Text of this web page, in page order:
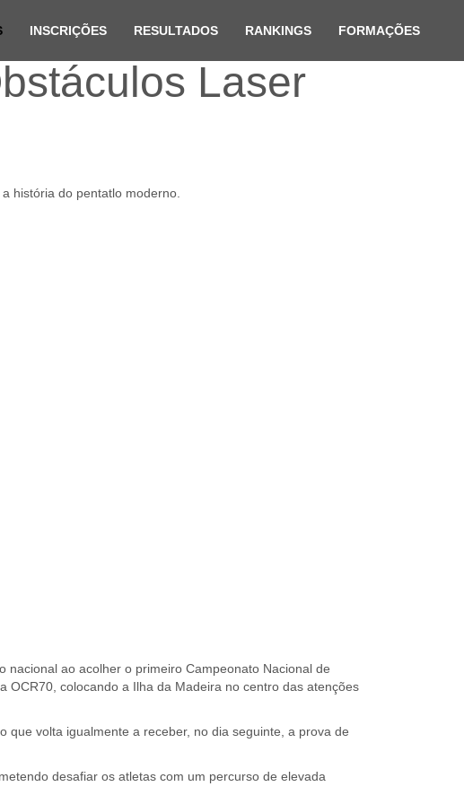
INSCRIÇÕES RESULTADOS RANKINGS FORMAÇÕES
Laser
história do pentatlo moderno.
ao acolher o primeiro Campeonato Nacional de
OCR70, colocando a Ilha da Madeira no centro das atenções
que volta igualmente a receber, no dia seguinte, a prova de
desafiar os atletas com um percurso de elevada